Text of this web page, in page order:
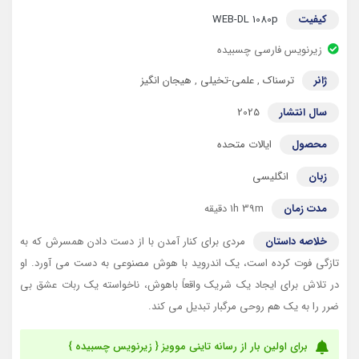
کیفیت
WEB-DL 1080p
زیرنویس فارسی چسبیده
ژانر
ترسناک ,علمی-تخیلی , هیجان انگیز
سال انتشار
2025
محصول
ایالات متحده
زبان
انگلیسی
مدت زمان
1h 39m دقیقه
خلاصه داستان
مردی برای کنار آمدن با از دست دادن همسرش که به
تازگی فوت کرده است، یک اندروید با هوش مصنوعی به دست می آورد. او
در تلاش برای ایجاد یک شریک واقعاً باهوش، ناخواسته یک ربات عشق بی
ضرر را به یک هم روحی مرگبار تبدیل می کند.
برای اولین بار از رسانه تاینی موویز { زیرنویس چسبیده }